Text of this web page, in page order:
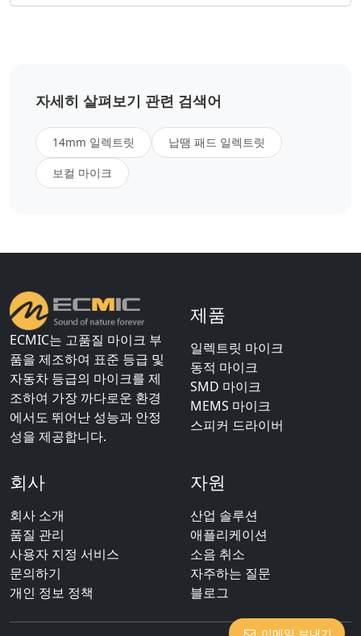
자세히 살펴보기 관련 검색어
14mm 일렉트릿
납땜 패드 일렉트릿
보컬 마이크
ECMIC는 고품질 마이크 부
품을 제조하여 표준 등급 및
자동차 등급의 마이크를 제
조하여 가장 까다로운 환경
에서도 뛰어난 성능과 안정
성을 제공합니다.
제품
일렉트릿 마이크
동적 마이크
SMD 마이크
MEMS 마이크
스피커 드라이버
회사
회사 소개
품질 관리
사용자 지정 서비스
문의하기
개인 정보 정책
자원
산업 솔루션
애플리케이션
소음 취소
자주하는 질문
블로그